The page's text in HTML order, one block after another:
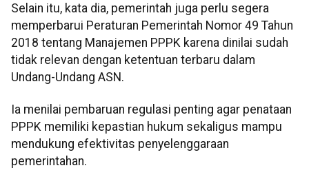
Selain itu, kata dia, pemerintah juga perlu segera
memperbarui Peraturan Pemerintah Nomor 49 Tahun
2018 tentang Manajemen PPPK karena dinilai sudah
tidak relevan dengan ketentuan terbaru dalam
Undang-Undang ASN.
Ia menilai pembaruan regulasi penting agar penataan
PPPK memiliki kepastian hukum sekaligus mampu
mendukung efektivitas penyelenggaraan
pemerintahan.